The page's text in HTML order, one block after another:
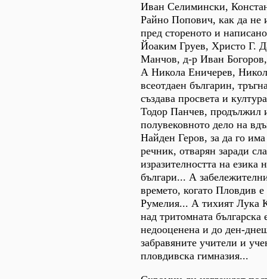
Иван Селимински,
Райно Попович, как да не
пред стореното и
Йоаким Груев, Христо Г.
Манчов, д-р Иван
А Никола Еничерев,
всеотдаен българин,
създава просвета и
Тодор Панчев, продължил
полувековното дело на
Найден Геров, за да го
речник, отварян заради
изразителността на езика
българи... А
времето, когато Пловдив
Румелия... А тихият Лука
над тритомната българска
недооценена и до ден-
забравяните учители и
пловдивска гимназия...